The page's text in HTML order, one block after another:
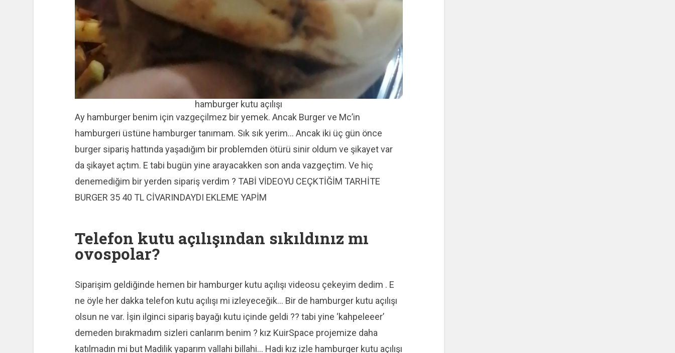
hamburger kutu açılışı
Ay hamburger benim için vazgeçilmez bir yemek. Ancak Burger ve Mc’in
hamburgeri üstüne hamburger tanımam. Sık sık yerim… Ancak iki üç gün önce
burger sipariş hattında yaşadığım bir problemden ötürü sinir oldum ve şikayet var
da şikayet açtım. E tabi bugün yine arayacakken son anda vazgeçtim. Ve hiç
denemediğim bir yerden sipariş verdim ? TABİ VİDEOYU CEÇKTİĞİM TARHİTE
BURGER 35 40 TL CİVARINDAYDI EKLEME YAPİM
Telefon kutu açılışından sıkıldınız mı
ovospolar?
Siparişim geldiğinde hemen bir hamburger kutu açılışı videosu çekeyim dedim . E
ne öyle her dakka telefon kutu açılışı mi izleyeceğik… Bir de hamburger kutu açılışı
olsun ne var. İşin ilginci sipariş bayağı kutu içinde geldi ?? tabi yine ‘kahpeleeer’
demeden bırakmadım sizleri canlarım benim ? kız KuirSpace projemize daha
katılmadın mi but Madilik yaparım vallahi billahi… Hadi kız izle hamburger kutu açılışı